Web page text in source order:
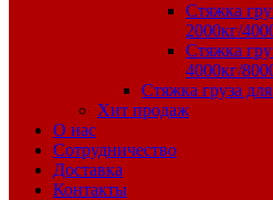
Стяжка
2000кг/
Стяжка
4000кг/
Стяжка груза
Хит продаж
О нас
Сотрудничество
Доставка
Контакты